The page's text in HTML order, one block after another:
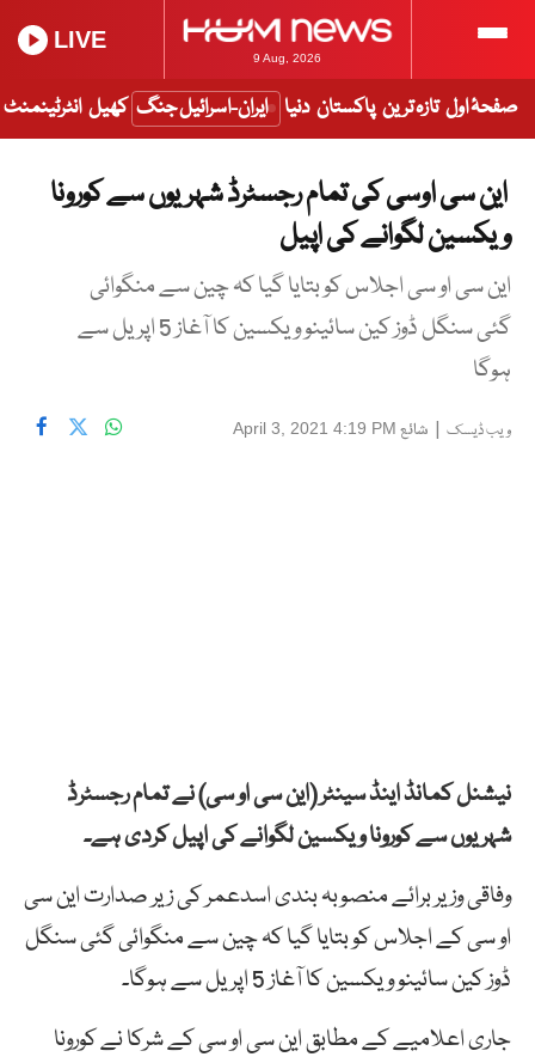
9 Aug, 2026
LIVE
صفحۂ اول تازہ ترین پاکستان دنیا ایران-اسرائیل جنگ کھیل انٹرٹینمنٹ
این سی اوسی کی تمام رجسٹرڈ شہریوں سے کورونا
ویکسین لگوانے کی اپیل
این سی او سی اجلاس کو بتایا گیا کہ چین سے منگوائی
گئی سنگل ڈوز کین سائینو ویکسین کا آغاز 5 اپریل سے
ہوگا
ویب ڈیسک | شائع April 3, 2021 4:19 PM
نیشنل کمانڈ اینڈ سینٹر (این سی او سی) نے تمام رجسٹرڈ
شہریوں سے کورونا ویکسین لگوانے کی اپیل کردی ہے۔
وفاقی وزیر برائے منصوبہ بندی اسدعمر کی زیر صدارت این سی
او سی کے اجلاس کو بتایا گیا کہ چین سے منگوائی گئی سنگل
ڈوز کین سائینو ویکسین کا آغاز 5 اپریل سے ہوگا۔
جاری اعلامیے کے مطابق این سی او سی کے شرکا نے کورونا